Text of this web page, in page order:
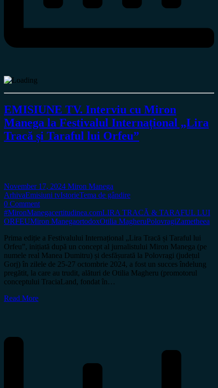
EMISIUNE TV. Interviu cu Miron
Manega la Festivalul Internațional „Lira
Tracă și Taraful lui Orfeu”
November 17, 2024 Miron Manega
ArhivaEmisiuni tvIstorieTema de gândire
0 Comment
#MironManegacertitudinea.comLIRA TRACĂ & TARAFUL LUI
ORFEUMiron ManegaortodoxOtilia MagheruPolovragiZametheea
Prima ediție a Festivalului Internațional „Lira Tracă și Taraful lui
Orfeu”, inițiată după un concept al jurnalistului Miron Manega (pe
numele real Manea Dumitru) și desfășurată la Polovragi (județul
Gorj) în zilele de 25-27 octombrie 2024, a fost un succes îndelung
pregătit, la care au trudit, alături de Otilia Magheru (promotorul
conceptului TraciaLand, fondat în…
Read More